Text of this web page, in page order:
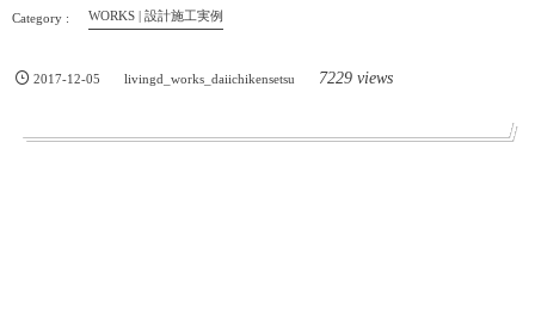
WORKS | 設計施工実例
2017-12-05 livingd_works_daiichikensetsu 7229 views